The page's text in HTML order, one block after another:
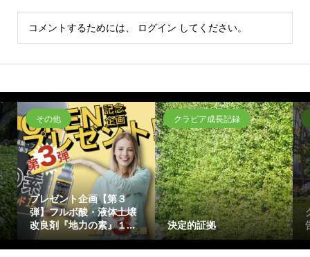
コメントするためには、 ログイン してください。
その他
プレゼント企画【第３
弾】フルボ酸・液体土壌
改良剤『地力の素』１...
クラピア成長記録
決定的証拠